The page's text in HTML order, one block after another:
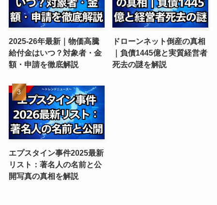
2025-26年最新｜物価高騰
給付金はいつ？対象者・金
額・申請を徹底解説
ドローンネット倒産の真相
｜負債1445億と実質経営者
死去の謎を解説
エプスタイン事件2025最新
リスト：著名人の名前と公
開写真の真相を解説